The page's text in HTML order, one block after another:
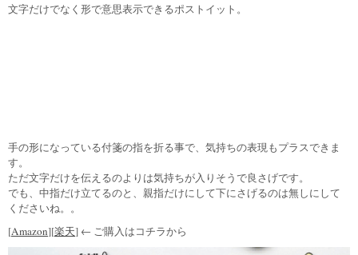
文字だけでなく形で意思表示できるポストイット。
手の形になっている付箋の指を折る事で、気持ちの表現もプラスできま
す。
ただ文字だけを伝えるのよりは気持ちが入りそうで良さげです。
でも、中指だけ立てるのと、親指だけにして下にさげるのは無しにして
くださいね。。
[Amazon][楽天] ← ご購入はコチラから